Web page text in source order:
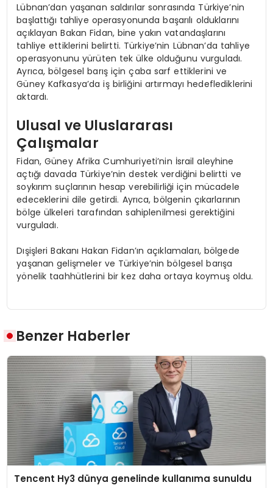
Lübnan’dan yaşanan saldırılar sonrasında Türkiye’nin
başlattığı tahliye operasyonunda başarılı olduklarını
açıklayan Bakan Fidan, bine yakın vatandaşlarını
tahliye ettiklerini belirtti. Türkiye’nin Lübnan’da tahliye
operasyonunu yürüten tek ülke olduğunu vurguladı.
Ayrıca, bölgesel barış için çaba sarf ettiklerini ve
Güney Kafkasya’da iş birliğini artırmayı hedeflediklerini
aktardı.
Ulusal ve Uluslararası
Çalışmalar
Fidan, Güney Afrika Cumhuriyeti’nin İsrail aleyhine
açtığı davada Türkiye’nin destek verdiğini belirtti ve
soykırım suçlarının hesap verebilirliği için mücadele
edeceklerini dile getirdi. Ayrıca, bölgenin çıkarlarının
bölge ülkeleri tarafından sahiplenilmesi gerektiğini
vurguladı.
Dışişleri Bakanı Hakan Fidan’ın açıklamaları, bölgede
yaşanan gelişmeler ve Türkiye’nin bölgesel barışa
yönelik taahhütlerini bir kez daha ortaya koymuş oldu.
Benzer Haberler
Tencent Hy3 dünya genelinde kullanıma sunuldu